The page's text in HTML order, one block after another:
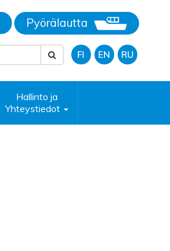
Pyörälautta
FI EN RU
Hallinto ja
Yhteystiedot